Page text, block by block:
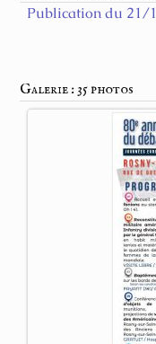
Publication du 21/
Galerie : 35 photos